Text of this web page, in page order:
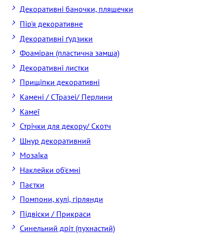
Декоративні баночки, пляшечки
Пір'я декоративне
Декоративні ґудзики
Фоаміран (пластична замша)
Декоративні листки
Прищіпки декоративні
Камені / CТразеі/ Перлини
Камеї
Стрічки для декору/ Скотч
Шнур декоративний
Мозаїка
Наклейки об'ємні
Паєтки
Помпони, кулі, гірлянди
Підвіски / Прикраси
Синельний дріт (пухнастий)